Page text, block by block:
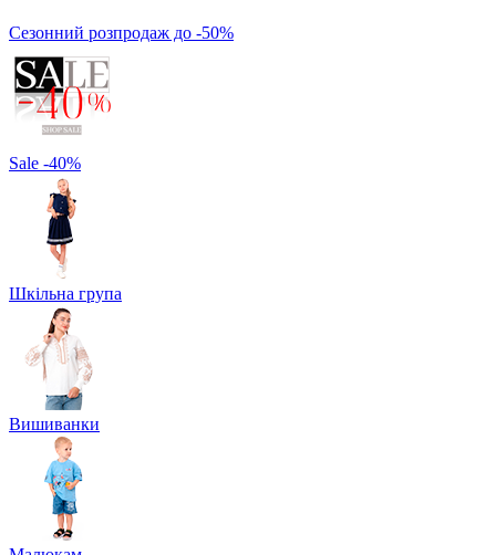
Сезонний розпродаж до -50%
Sale -40%
Шкільна група
Вишиванки